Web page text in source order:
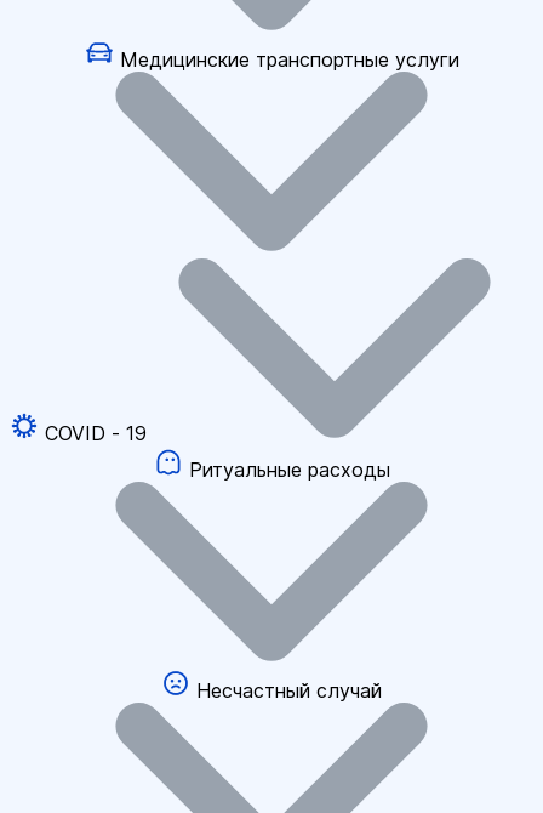
Медицинские транспортные услуги
COVID - 19
Ритуальные расходы
Несчастный случай